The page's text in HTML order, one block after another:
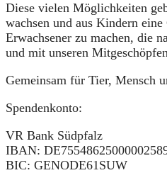
Diese vielen Möglichkeiten
wachsen und aus Kindern
Erwachsener zu machen, die
und mit unseren
Gemeinsam für Tier, Mensch
Spendenkonto:
VR Bank Südpfalz
IBAN:
BIC: GENODE61SUW